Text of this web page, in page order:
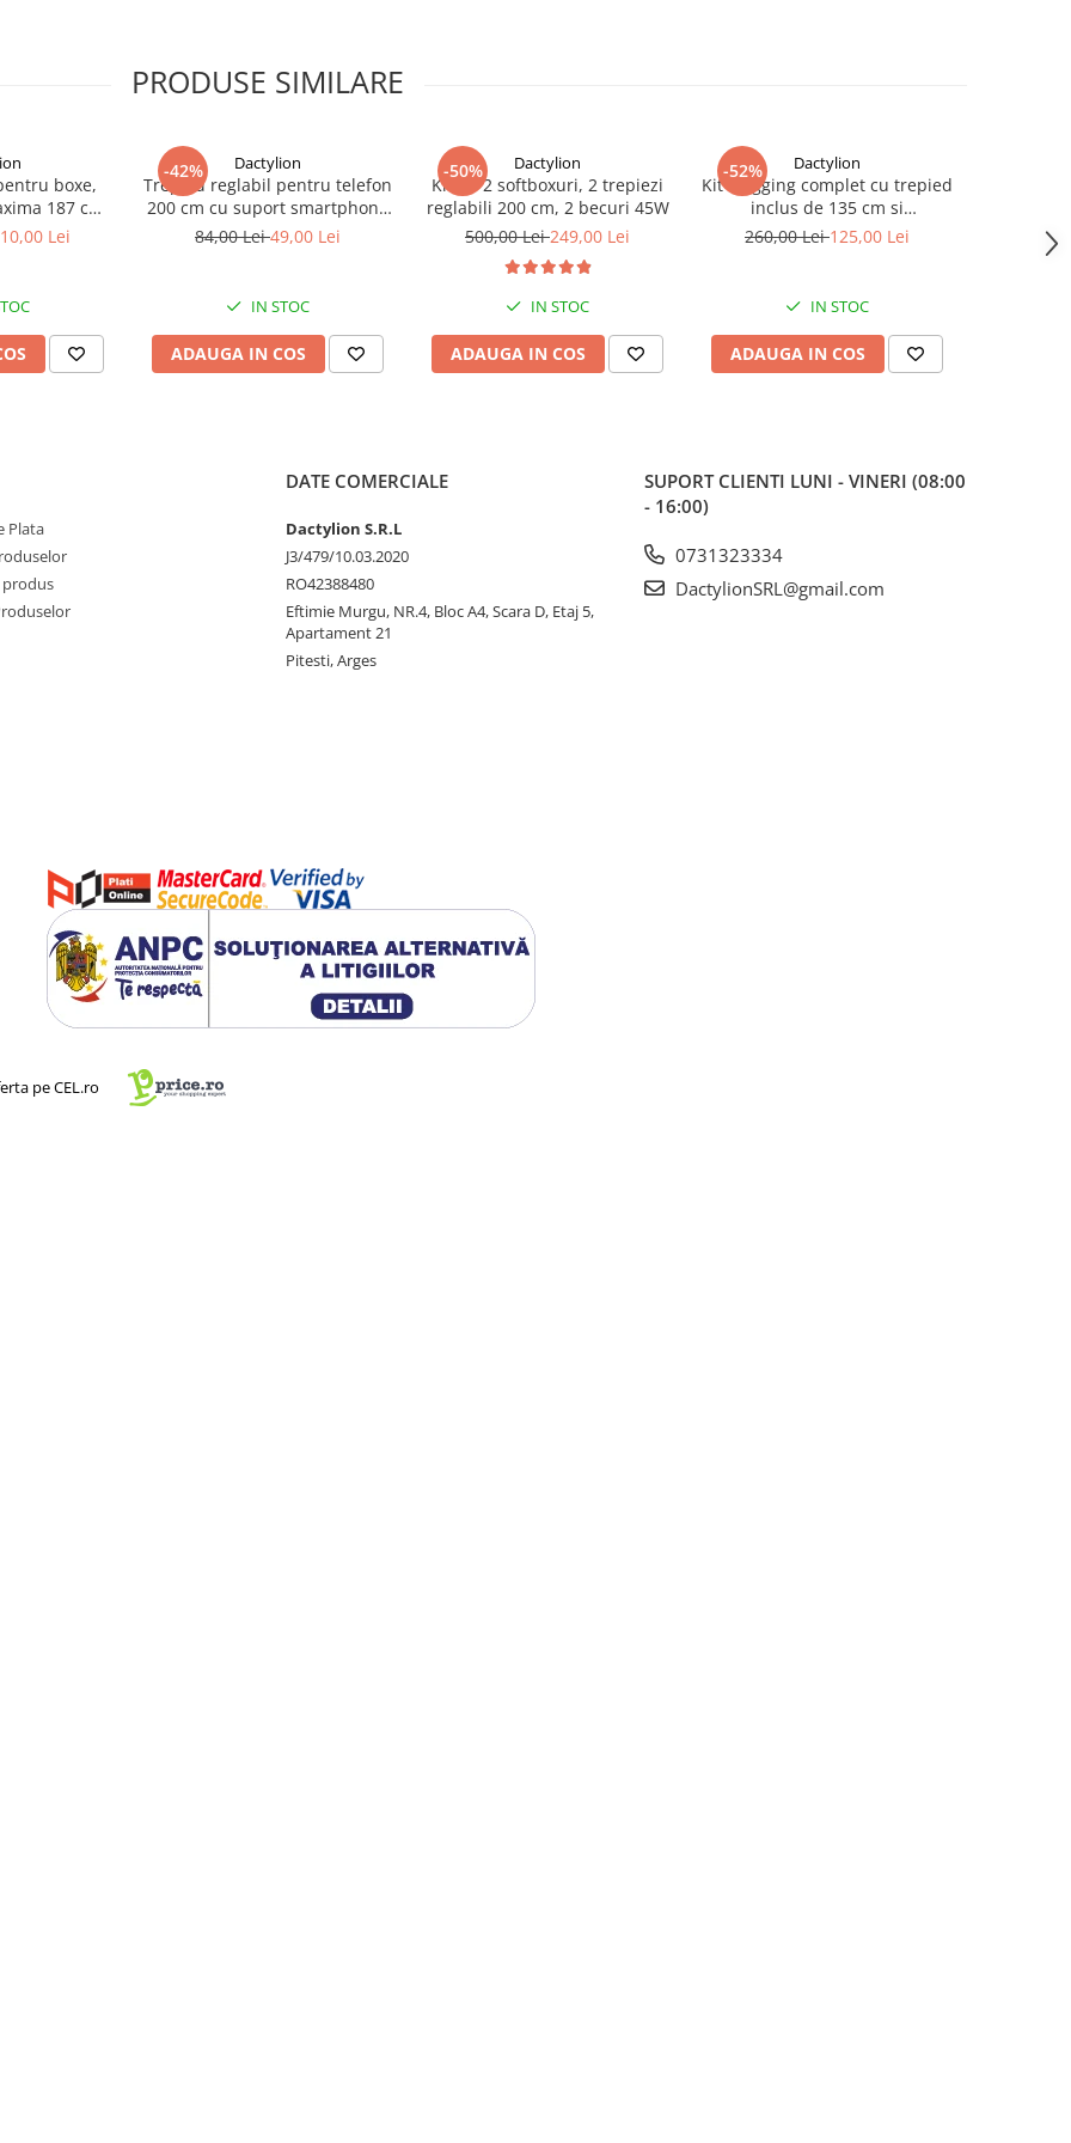
PRODUSE SIMILARE
boxe,
187 cm,
60 kg, negru
Lei
-42% Dactylion
Trepied reglabil pentru telefon
200 cm cu suport smartphone
din ABS reglabil si telecomanda
streaming si fotografie
84,00 Lei49,00 Lei
IN STOC
ADAUGA IN COS
-50% Dactylion
Kit de 2 softboxuri, 2 trepiezi
reglabili 200 cm, 2 becuri 45W
500,00 Lei249,00 Lei
IN STOC
ADAUGA IN COS
-52% Dactylion
Kit Vlogging complet cu trepied
inclus de 135 cm si
telecomanda bluetooth
260,00 Lei125,00 Lei
IN STOC
ADAUGA IN COS
Plata
produs
DATE COMERCIALE
Dactylion S.R.L
J3/479/10.03.2020
RO42388480
Eftimie Murgu, NR.4, Bloc A4, Scara D, Etaj 5,
Apartament 21
Pitesti, Arges
SUPORT CLIENTI LUNI - VINERI (08:00
- 16:00)
0731323334
DactylionSRL@gmail.com
pe CEL.ro